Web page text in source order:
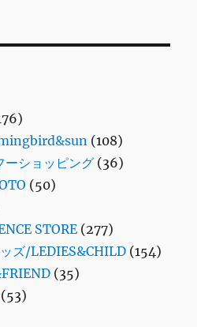
(108)
ーショッピング (36)
(50)
STORE (277)
ズ/LEDIES&CHILD (154)
(35)
(53)